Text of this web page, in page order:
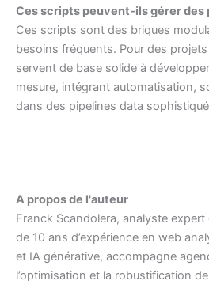
Ces scripts peuvent-ils gérer des
Ces scripts sont des briques
besoins fréquents. Pour des
servent de base solide à
mesure, intégrant automatisation,
dans des pipelines data
A propos de l'auteur
Franck Scandolera, analyste
de 10 ans d’expérience en web
et IA générative, accompagne
l’optimisation et la robustification